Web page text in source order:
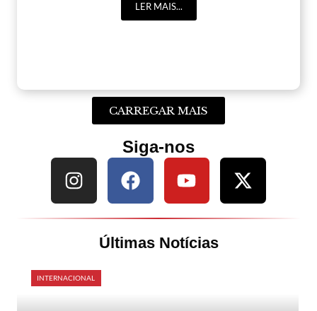
LER MAIS...
CARREGAR MAIS
Siga-nos
Últimas Notícias
INTERNACIONAL